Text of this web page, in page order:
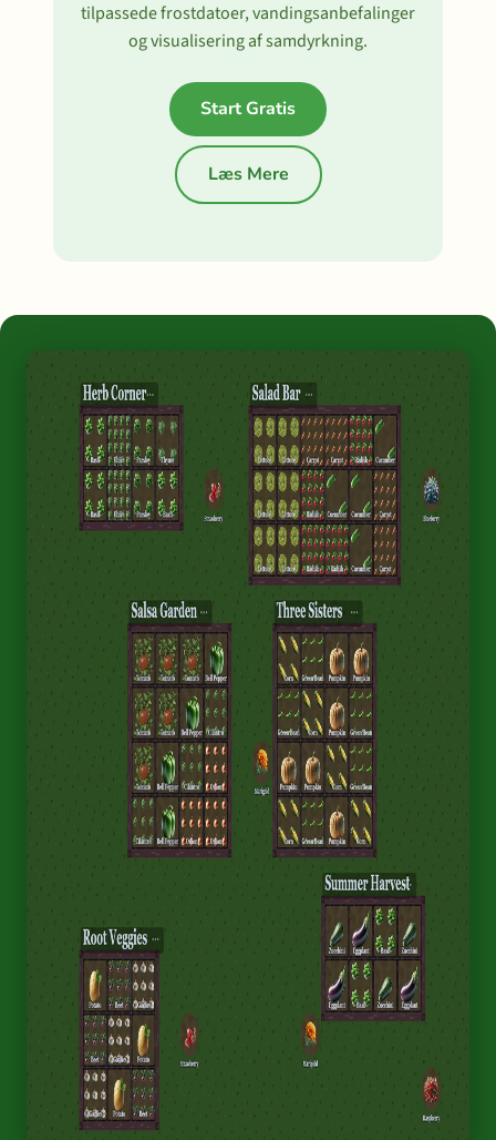
tilpassede frostdatoer, vandingsanbefalinger
og visualisering af samdyrkning.
Start Gratis
Læs Mere